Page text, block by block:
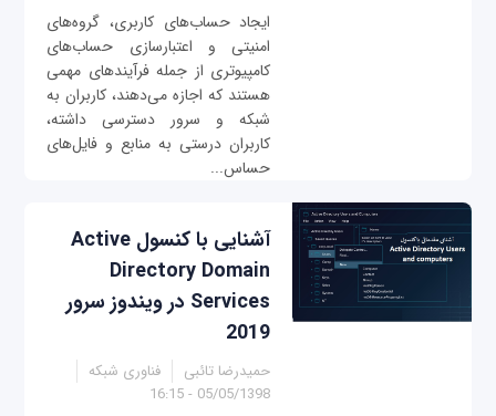
ایجاد حساب‌های کاربری، گروه‌های
امنیتی و اعتبارسازی حساب‌های
کامپیوتری از جمله فرآیندهای مهمی
هستند که اجازه می‌دهند، کاربران به
شبکه و سرور دسترسی داشته،
کاربران درستی به منابع و فایل‌های
حساس...
آشنایی با کنسول Active
Directory Domain
Services در ویندوز سرور
2019
حمیدرضا تائبی
فناوری شبکه
05/05/1398 - 16:15